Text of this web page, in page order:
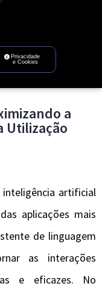
Privacidade
e Cookies
a
Utilização
inteligência artificial
aplicações mais
de linguagem
as interações
e eficazes. No